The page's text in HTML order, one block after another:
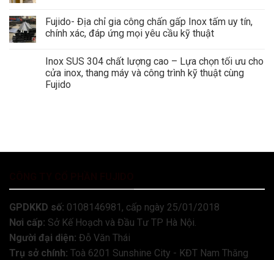
Fujido- Địa chỉ gia công chấn gấp Inox tấm uy tín,
chính xác, đáp ứng mọi yêu cầu kỹ thuật
Inox SUS 304 chất lượng cao – Lựa chọn tối ưu cho
cửa inox, thang máy và công trình kỹ thuật cùng
Fujido
GPDKKD số: 0108146981, cấp ngày 25/01/2018
Nơi cấp: Sở Kế Hoạch và Đầu Tư TP Hà Nội.
Người đại diện: Đỗ Văn Thái
Trụ sở chính: Toà 6201 Sunshine City - KĐT Nam Thăng